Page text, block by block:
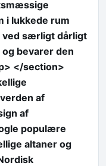
i lukkede rum
særligt dårligt
bevarer den
</section>
af
af
populære
altaner og